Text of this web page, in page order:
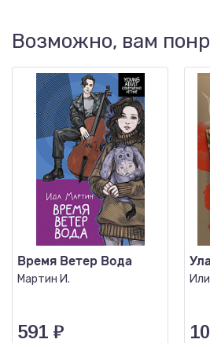
Возможно, вам
Время Ветер Вода
Мартин И.
591 ₽